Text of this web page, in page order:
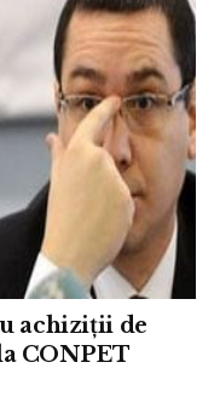
achiziţii de
CONPET